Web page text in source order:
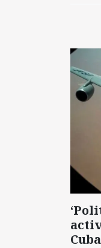
Cuba